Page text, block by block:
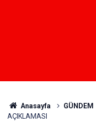
Anasayfa GÜNDEM
AÇIKLAMASI